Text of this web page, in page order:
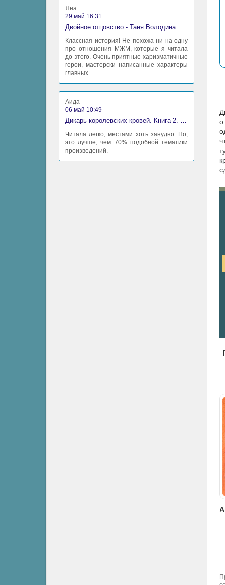
о
Яна
29 май 16:31
Двойное отцовство - Таня Володина
Классная история! Не похожа ни на одну
про отношения МЖМ, которые я читала
до этого. Очень приятные харизматичные
герои, мастерски написанные характеры
главных
Аида
06 май 10:49
Дикарь королевских кровей. Книга 2. Леди-фаворитка - Анна Сергеевна Гаврилова
Читала легко, местами хоть занудно. Но,
это лучше, чем 70% подобной тематики
произведений.